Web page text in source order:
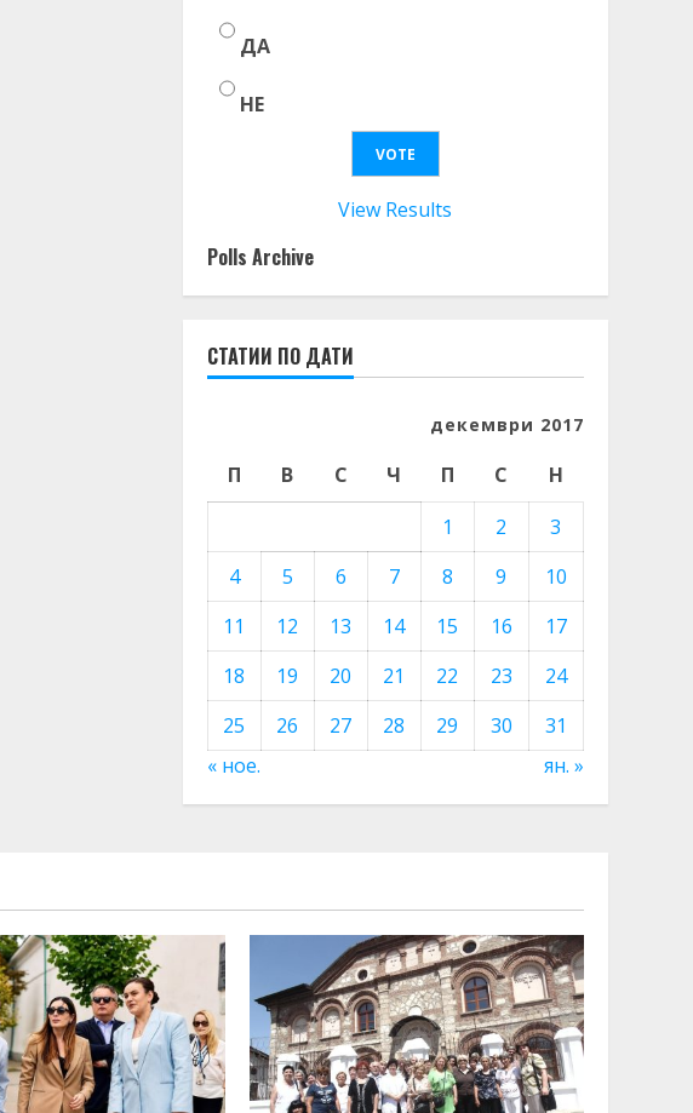
ДА
НЕ
View Results
Polls Archive
СТАТИИ ПО ДАТИ
декември 2017
П В С Ч П С
Н
1
2
3
4
5 6 7 8 9
10
11
12 13 14 15 16
17
18
19 20 21 22 23
24
25
26 27 28 29 30
31
« ное.
ян. »